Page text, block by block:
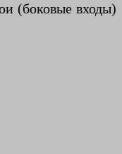
(боковые входы)